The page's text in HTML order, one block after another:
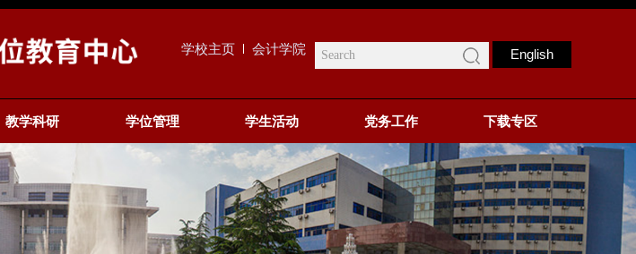
学校主页 会计学院 English
教学科研 学位管理 学生活动 党务工作 下载专区